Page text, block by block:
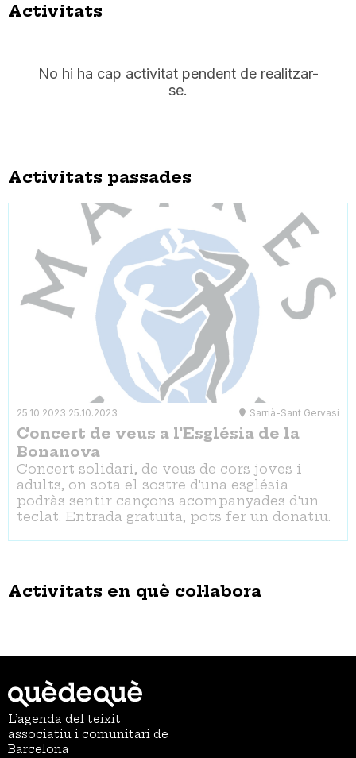
Activitats
No hi ha cap activitat pendent de realitzar-
se.
Activitats passades
25.10.2023 25.10.2023 Sarrià-Sant Gervasi
Concert de veus a l'Església de la
Bonanova
Concert solidari, de veus de cors joves i
adults, on sota el sostre d'una església
podràs sentir cançons acompanyades d'un
teclat. Entrada gratuïta, pots fer un donatiu.
Activitats en què col·labora
L’agenda del teixit
associatiu i comunitari de
Barcelona